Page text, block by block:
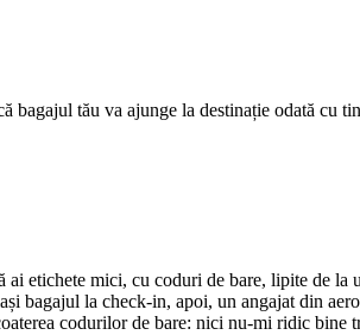
bagajul tău va ajunge la destinație odată cu
etichete mici, cu coduri de bare, lipite de
bagajul la check-in, apoi, un angajat din
codurilor de bare: nici nu-mi ridic